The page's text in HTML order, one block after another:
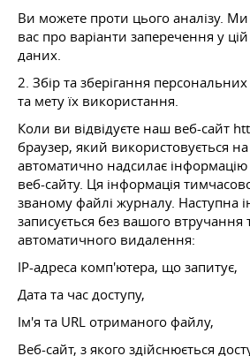
Ви можете проти цього аналізу.
вас про варіанти заперечення у
даних.
2. Збір та зберігання
та мету їх використання.
Коли ви відвідуєте наш веб-сайт
браузер, який використовується
автоматично надсилає
веб-сайту. Ця інформація
званому файлі журналу. Наступна
записується без вашого втручання
автоматичного видалення:
IP-адреса комп'ютера, що запитує,
Дата та час доступу,
Ім'я та URL отриманого файлу,
Веб-сайт, з якого здійснюється